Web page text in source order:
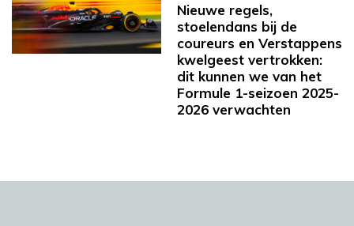
Nieuwe regels,
stoelendans bij de
coureurs en Verstappens
kwelgeest vertrokken:
dit kunnen we van het
Formule 1-seizoen 2025-
2026 verwachten